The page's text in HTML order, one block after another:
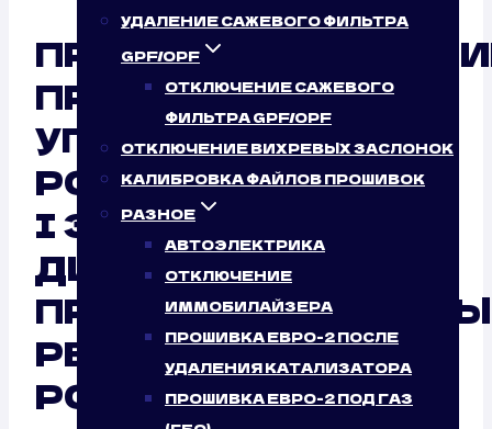
УДАЛЕНИЕ САЖЕВОГО ФИЛЬТРА
GPF/OPF
ОТКЛЮЧЕНИЕ САЖЕВОГО
ФИЛЬТРА GPF/OPF
ОТКЛЮЧЕНИЕ ВИХРЕВЫХ ЗАСЛОНОК
КАЛИБРОВКА ФАЙЛОВ ПРОШИВОК
РАЗНОЕ
АВТОЭЛЕКТРИКА
ОТКЛЮЧЕНИЕ
ИММОБИЛАЙЗЕРА
ПРОШИВКА ЕВРО-2 ПОСЛЕ
УДАЛЕНИЯ КАТАЛИЗАТОРА
ПРОШИВКА ЕВРО-2 ПОД ГАЗ
ПРОШИВОК БЛОКА
УПРАВЛЕНИЯ
PORSCHE CAYENNE
I 3.0 TDI (240 Л.С.)
ДИСТАНЦИОННО:
РЕЗУЛЬТАТ ОТ
PORSH.PRO